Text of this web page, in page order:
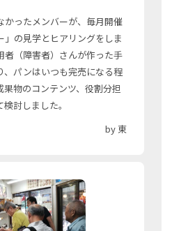
かったメンバーが、毎月開催
」の見学とヒアリングをしま
者（障害者）さんが作った手
、パンはいつも完売になる程
物のコンテンツ、役割分担
討しました。
by 東